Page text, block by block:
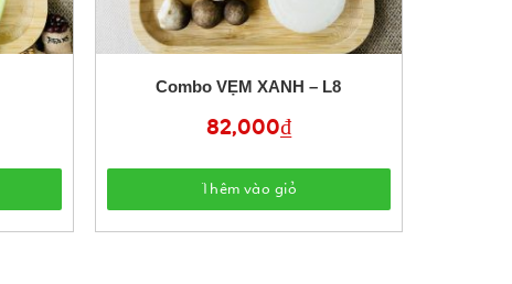
Combo VẸM XANH – L8
82,000₫
Thêm vào giỏ